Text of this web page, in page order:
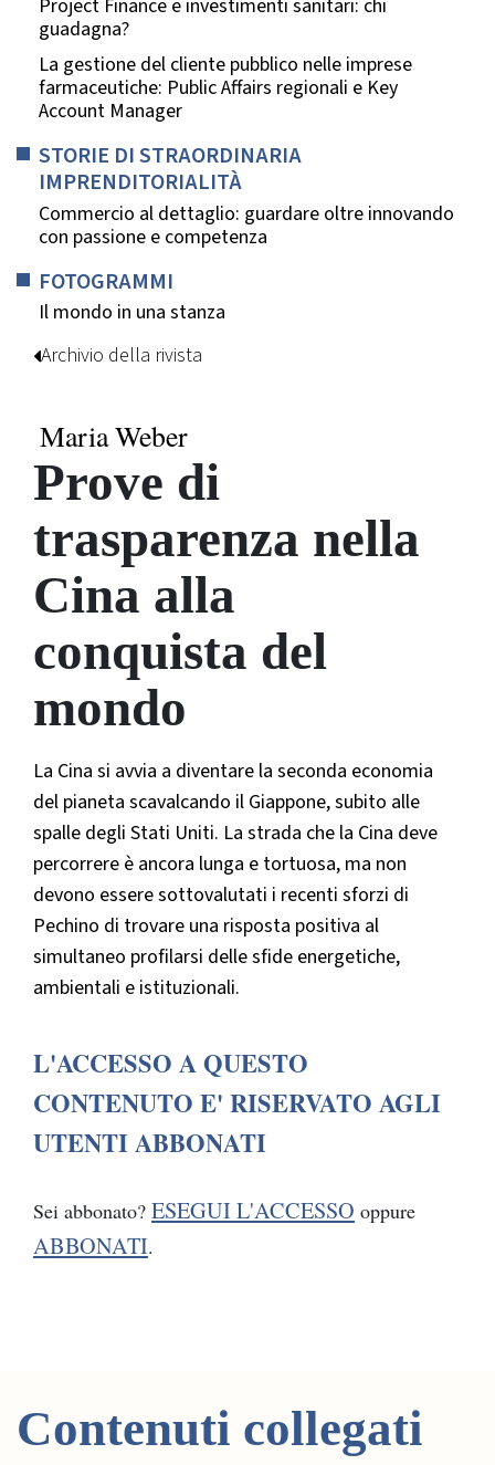
Project Finance e investimenti sanitari: chi
guadagna?
La gestione del cliente pubblico nelle imprese
farmaceutiche: Public Affairs regionali e Key
Account Manager
STORIE DI STRAORDINARIA
IMPRENDITORIALITÀ
Commercio al dettaglio: guardare oltre innovando
con passione e competenza
FOTOGRAMMI
Il mondo in una stanza
Archivio della rivista
Maria Weber
Prove di
trasparenza nella
Cina alla
conquista del
mondo
La Cina si avvia a diventare la seconda economia
del pianeta scavalcando il Giappone, subito alle
spalle degli Stati Uniti. La strada che la Cina deve
percorrere è ancora lunga e tortuosa, ma non
devono essere sottovalutati i recenti sforzi di
Pechino di trovare una risposta positiva al
simultaneo profilarsi delle sfide energetiche,
ambientali e istituzionali.
L'ACCESSO A QUESTO
CONTENUTO E' RISERVATO AGLI
UTENTI ABBONATI
Sei abbonato? ESEGUI L'ACCESSO oppure
ABBONATI.
Contenuti collegati